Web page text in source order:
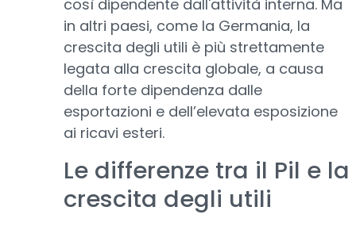
così dipendente dall'attività interna. Ma
in altri paesi, come la Germania, la
crescita degli utili è più strettamente
legata alla crescita globale, a causa
della forte dipendenza dalle
esportazioni e dell’elevata esposizione
ai ricavi esteri.
Le differenze tra il Pil e la
crescita degli utili